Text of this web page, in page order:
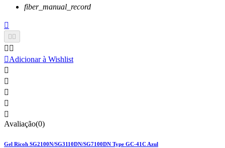
fiber_manual_record

 
 
Adicionar à Wishlist





Avaliação(0)
Gel Ricoh SG2100N/SG3110DN/SG7100DN Type GC-41C Azul